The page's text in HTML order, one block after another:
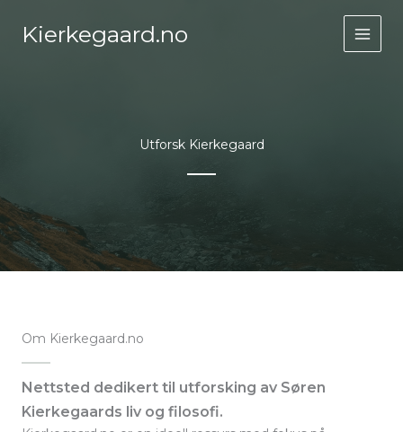
Kierkegaard.no
MAIN
Utforsk Kierkegaard
Om Kierkegaard.no
Nettsted dedikert til utforsking av Søren
Kierkegaards liv og filosofi.